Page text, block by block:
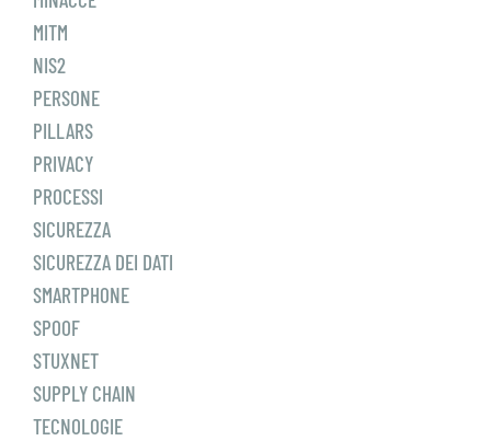
MITM
NIS2
PERSONE
PILLARS
PRIVACY
PROCESSI
SICUREZZA
SICUREZZA DEI DATI
SMARTPHONE
SPOOF
STUXNET
SUPPLY CHAIN
TECNOLOGIE